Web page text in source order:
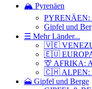
🏔️ Pyrenäen
PYRENÄEN:
Gipfel und
☰ Mehr Länder...
🇻🇪
🇪🇺
🦒 AFRIKA:
🇨🇭 ALPEN:
🗻 Gipfel und Berge